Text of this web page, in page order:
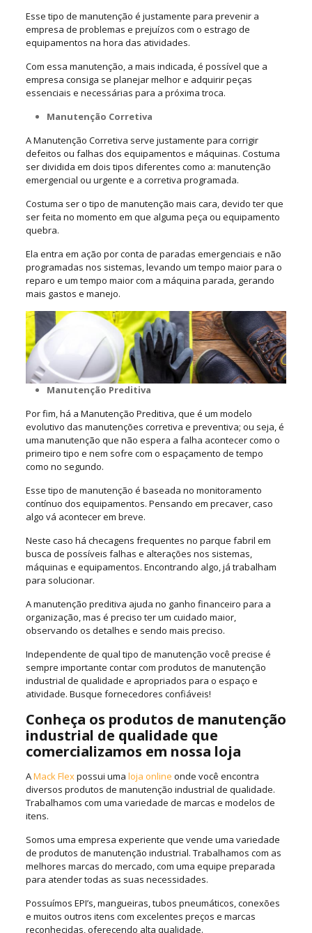
Esse tipo de manutenção é justamente para prevenir a
empresa de problemas e prejuízos com o estrago de
equipamentos na hora das atividades.
Com essa manutenção, a mais indicada, é possível que a
empresa consiga se planejar melhor e adquirir peças
essenciais e necessárias para a próxima troca.
Manutenção Corretiva
A Manutenção Corretiva serve justamente para corrigir
defeitos ou falhas dos equipamentos e máquinas. Costuma
ser dividida em dois tipos diferentes como a: manutenção
emergencial ou urgente e a corretiva programada.
Costuma ser o tipo de manutenção mais cara, devido ter que
ser feita no momento em que alguma peça ou equipamento
quebra.
Ela entra em ação por conta de paradas emergenciais e não
programadas nos sistemas, levando um tempo maior para o
reparo e um tempo maior com a máquina parada, gerando
mais gastos e manejo.
Manutenção Preditiva
Por fim, há a Manutenção Preditiva, que é um modelo
evolutivo das manutenções corretiva e preventiva; ou seja, é
uma manutenção que não espera a falha acontecer como o
primeiro tipo e nem sofre com o espaçamento de tempo
como no segundo.
Esse tipo de manutenção é baseada no monitoramento
contínuo dos equipamentos. Pensando em precaver, caso
algo vá acontecer em breve.
Neste caso há checagens frequentes no parque fabril em
busca de possíveis falhas e alterações nos sistemas,
máquinas e equipamentos. Encontrando algo, já trabalham
para solucionar.
A manutenção preditiva ajuda no ganho financeiro para a
organização, mas é preciso ter um cuidado maior,
observando os detalhes e sendo mais preciso.
Independente de qual tipo de manutenção você precise é
sempre importante contar com produtos de manutenção
industrial de qualidade e apropriados para o espaço e
atividade. Busque fornecedores confiáveis!
Conheça os produtos de manutenção
industrial de qualidade que
comercializamos em nossa loja
AMack Flexpossui uma loja online onde você encontra
diversos produtos de manutenção industrial de qualidade.
Trabalhamos com uma variedade de marcas e modelos de
itens.
Somos uma empresa experiente que vende uma variedade
de produtos de manutenção industrial. Trabalhamos com as
melhores marcas do mercado, com uma equipe preparada
para atender todas as suas necessidades.
Possuímos EPI’s, mangueiras, tubos pneumáticos, conexões
e muitos outros itens com excelentes preços e marcas
reconhecidas, oferecendo alta qualidade.